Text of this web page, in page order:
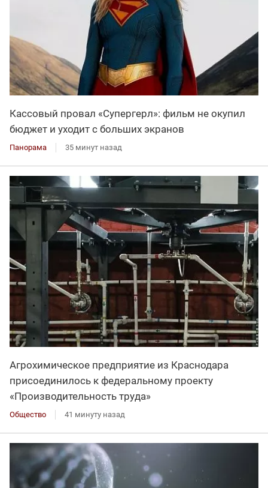
Кассовый провал «Супергерл»: фильм не окупил
бюджет и уходит с больших экранов
Панорама 35 минут назад
Агрохимическое предприятие из Краснодара
присоединилось к федеральному проекту
«Производительность труда»
Общество 41 минуту назад